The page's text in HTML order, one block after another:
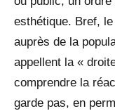
esthétique. Bref,
auprès de la
appellent la «
comprendre la
garde pas, en